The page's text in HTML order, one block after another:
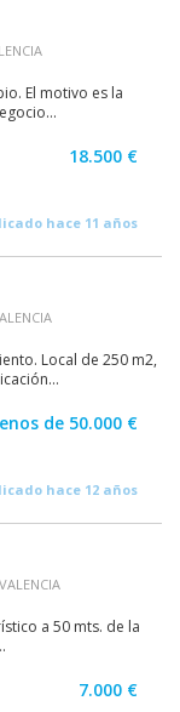
El motivo es la
18.500 €
hace 11 años
Local de 250 m2,
de 50.000 €
hace 12 años
a 50 mts. de la
7.000 €